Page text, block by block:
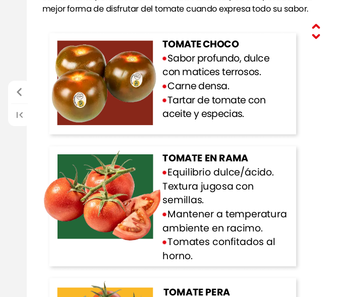
TOMATECHOCO
Sabor profundo,dulce
con maticesterrosos.
Carnedensa.
Tartardetomatecon
aceiteyespecias.
TOMATEPERA
TOMATE ENRAMA
Equilibriodulce/ácido.
Textura jugosacon
semillas.
Mantener a temperatura
ambiente en racimo.
Tomates confitados al
horno.
mejorformadedisfrutardel tomatecuandoexpresatodo su sabor.